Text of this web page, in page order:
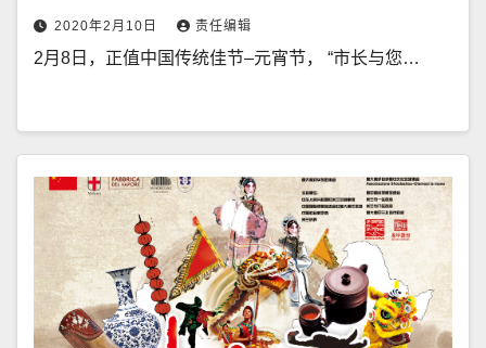
2020年2月10日 责任编辑
2月8日，正值中国传统佳节–元宵节， “市长与您…